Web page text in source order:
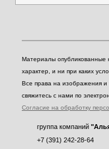
Материалы опубликованные
характер, и ни при каких
Все права на изображения и
свяжитесь с нами по
Согласие на обработку
группа компаний
+7 (391) 242-28-64